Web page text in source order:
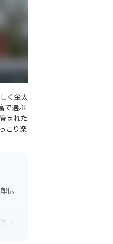
く金太
で選ぶ
まれた
こり楽
伝
テ